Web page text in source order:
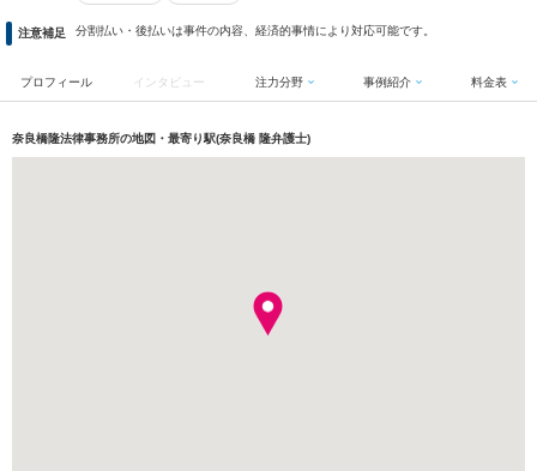
注意補足 分割払い・後払いは事件の内容、経済的事情により対応可能です。
プロフィール インタビュー 注力分野 事例紹介 料金表
奈良橋隆法律事務所の地図・最寄り駅(奈良橋 隆弁護士)